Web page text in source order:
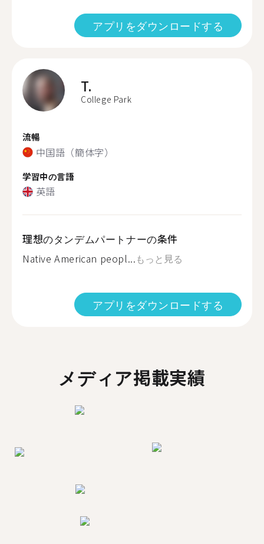
アプリをダウンロードする
T.
College Park
流暢
中国語（簡体字）
学習中の言語
英語
理想のタンデムパートナーの条件
Native American peopl...もっと見る
アプリをダウンロードする
メディア掲載実績